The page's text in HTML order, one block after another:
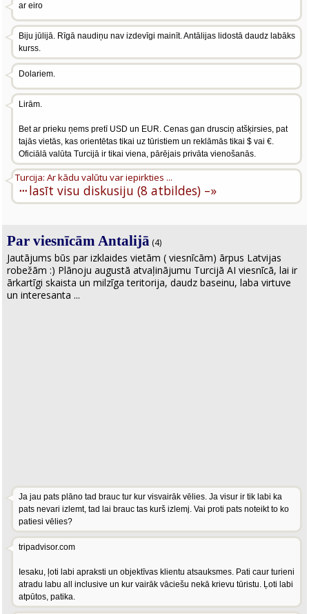
ar eiro
Biju jūlijā. Rīgā naudiņu nav izdevīgi mainīt. Antālijas lidostā daudz labāks
kurss.
Dolariem.
Lirām.
Bet ar prieku ņems pretī USD un EUR. Cenas gan drusciņ atšķirsies, pat
tajās vietās, kas orientētas tikai uz tūristiem un reklāmās tikai $ vai €.
Oficiālā valūta Turcijā ir tikai viena, pārējais privāta vienošanās.
···
Turcija: Ar kādu valūtu var iepirkties ...
lasīt visu diskusiju (8 atbildes) –»
Par viesnīcām Antalijā (4)
Jautājums būs par izklaides vietām ( viesnīcām) ārpus Latvijas
robežām :) Plānoju augustā atvaļinājumu Turcijā AI viesnīcā, lai ir
ārkartīgi skaista un milzīga teritorija, daudz baseinu, laba virtuve
un interesanta ...
Ja jau pats plāno tad brauc tur kur visvairāk vēlies. Ja visur ir tik labi ka
pats nevari izlemt, tad lai brauc tas kurš izlemj. Vai proti pats noteikt to ko
patiesi vēlies?
tripadvisor.com
Iesaku, ļoti labi apraksti un objektīvas klientu atsauksmes. Pati caur turieni
atradu labu all inclusive un kur vairāk vāciešu nekā krievu tūristu. Ļoti labi
atpūtos, patika.